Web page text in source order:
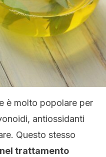
è molto popolare per
antiossidanti
Questo stesso
trattamento